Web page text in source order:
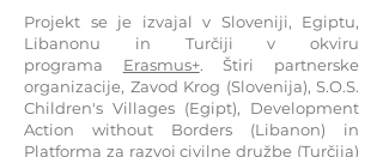
Projekt se je izvajal v Sloveniji, Egiptu,
Libanonu in Turčiji v okviru
programa Erasmus+. Štiri partnerske
organizacije, Zavod Krog (Slovenija), S.O.S.
Children's Villages (Egipt), Development
Action without Borders (Libanon) in
Platforma za razvoj civilne družbe (Turčija)